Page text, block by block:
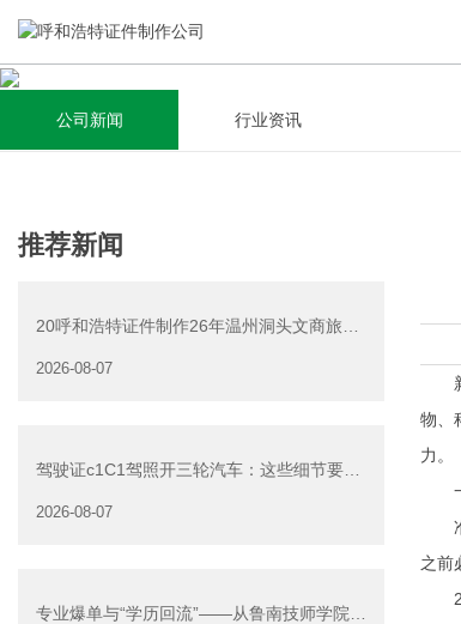
关于我们
集研发，设计，制造，安装于一体，多元化的定制需求，为上
千家企业提供过专业定制服务！
查看详情
新闻资讯
全自动流水线规模化生产，准时按期交货，年生产能力超过
40W万方米以上，拥有遍布全国的商务合作伙伴和较为完善的
查看详情
公司新闻 行业资讯
推荐新闻
20呼和浩特证件制作26年温州洞头文商旅游
2026-08-07
驾驶证c1C1驾照开三轮汽车：这些细节要注
2026-08-07
专业爆单与“学历回流”——从鲁南技师学院透
新
物、
力。
一
准
之前